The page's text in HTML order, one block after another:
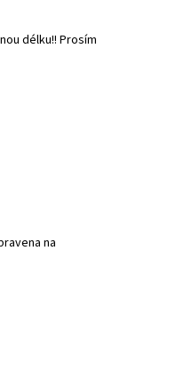
délku!! Prosím
na